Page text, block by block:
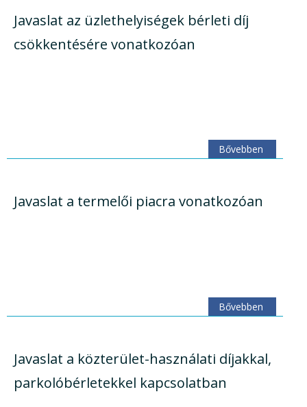
Javaslat az üzlethelyiségek bérleti díj
csökkentésére vonatkozóan
Bővebben
Javaslat a termelői piacra vonatkozóan
Bővebben
Javaslat a közterület-használati díjakkal,
parkolóbérletekkel kapcsolatban